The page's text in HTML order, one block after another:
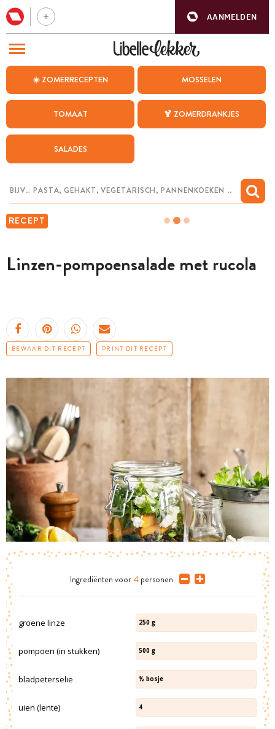
AANMELDEN
☀️ ZOMERRECEPTEN MOSSELEN
TOMAAT 🍹 ZOMERDRANKJES
SALADES
RECEPT
Linzen-pompoensalade met rucola
BEWAAR DIT RECEPT PRINT DIT RECEPT
Ingrediënten voor 4 personen
groene linze 250 g
pompoen (in stukken) 500 g
bladpeterselie ½ bosje
uien (lente) 4
BEZOEK ONZE ANDERE WEBSITES
WEEKMENU
CHAT MET MAIA
MIJN BEWAARDE RECEPTEN